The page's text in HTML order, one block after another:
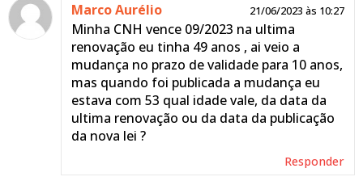
Responder
Mariana
Czerwonka
24/10/2023 às
Virgínia
contato com o Detran de
seu estado para renovar
Marco Aurélio 21/06/2023 às 10:27
Minha CNH vence 09/2023 na ultima
renovação eu tinha 49 anos , ai veio a
mudança no prazo de validade para 10 anos,
mas quando foi publicada a mudança eu
estava com 53 qual idade vale, da data da
ultima renovação ou da data da publicação
da nova lei ?
Responder